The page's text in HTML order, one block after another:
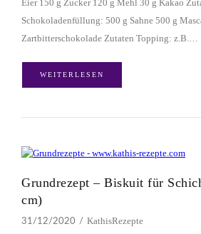
Eier 150 g Zucker 120 g Mehl 30 g Kakao
Schokoladenfüllung: 500 g Sahne 500 g
Zartbitterschokolade Zutaten Topping: z.B.…
WEITERLESEN
Grundrezept – Biskuit für
cm)
31/12/2020 KathisRezepte